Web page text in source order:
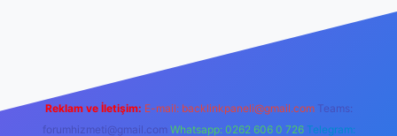
Reklam ve İletişim: E-mail: backlinkpaneli@gmail.com Teams:
forumhizmeti@gmail.com Whatsapp: 0262 606 0 726 Telegram: